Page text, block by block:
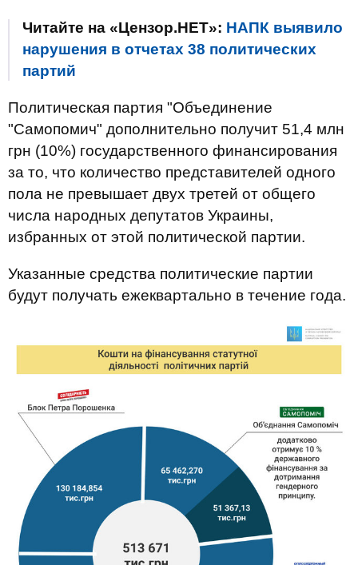
Читайте на «Цензор.НЕТ»: НАПК выявило
нарушения в отчетах 38 политических
партий
Политическая партия "Объединение
"Самопомич" дополнительно получит 51,4 млн
грн (10%) государственного финансирования
за то, что количество представителей одного
пола не превышает двух третей от общего
числа народных депутатов Украины,
избранных от этой политической партии.
Указанные средства политические партии
будут получать ежеквартально в течение года.